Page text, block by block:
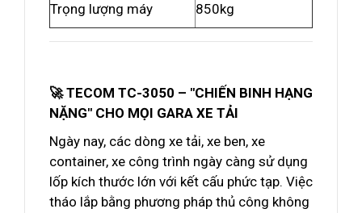
Trọng lượng máy
850kg
🚀 TECOM TC-3050 – "CHIẾN BINH HẠNG
NẶNG" CHO MỌI GARA XE TẢI
Ngày nay, các dòng xe tải, xe ben, xe
container, xe công trình ngày càng sử dụng
lốp kích thước lớn với kết cấu phức tạp. Việc
tháo lắp bằng phương pháp thủ công không